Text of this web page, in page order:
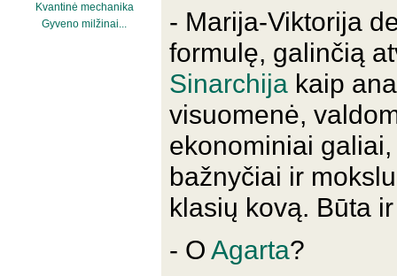
Kvantinė mechanika
Gyveno milžinai...
- Marija-Viktorija
formulę, galinčią
Sinarchija kaip
visuomenė,
ekonominiai
bažnyčiai ir
klasių kovą. Būta
- O Agarta?